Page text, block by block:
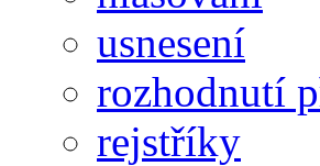
usnesení
rozhodnutí
rejstříky